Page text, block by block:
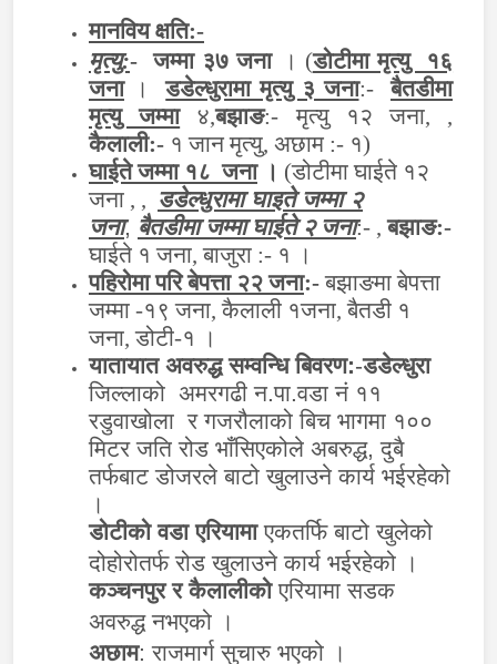
मानविय क्षति:-
मृत्यु:- जम्मा ३७ जना । (डोटीमा मृत्यु १६
जना। डडेल्धुरामा मृत्यु ३ जना:-बैतडीमा
मृत्यु जम्मा४,बझाङ:- मृत्यु १२ जना, ,
कैलाली:- १ जान मृत्यु, अछाम :- १)
घाईते जम्मा १८ जना। (डोटीमा घाईते १२
जना , , डडेल्धुरामा घाइते जम्मा २
जना, बैतडीमा जम्मा घाईते २ जना:- ,बझाङ:-
घाईते १ जना, बाजुरा :- १ ।
पहिरोमा परि बेपत्ता २२ जना:-बझाङमा बेपत्ता
जम्मा -१९ जना, कैलाली १जना, बैतडी १
जना, डोटी-१ ।
यातायात अवरुद्ध सम्वन्धि बिवरण:-डडेल्धुरा
जिल्लाको अमरगढी न.पा.वडा नं ११
रडुवाखोला र गजरौलाको बिच भागमा १००
मिटर जति रोड भाँसिएकोले अबरुद्ध, दुबै
तर्फबाट डोजरले बाटो खुलाउने कार्य भईरहेको
।
डोटीको वडा एरियामाएकतर्फि बाटो खुलेको
दोहोरोतर्फ रोड खुलाउने कार्य भईरहेको ।
कञ्चनपुर र कैलालीकोएरियामा सडक
अवरुद्ध नभएको ।
अछाम: राजमार्ग सुचारु भएको ।